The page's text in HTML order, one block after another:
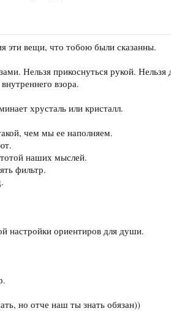
эти вещи, что тобою были сказанны.
Нельзя прикоснуться рукой.
взора.
хрусталь или кристалл.
чем мы ее наполняем.
наших мыслей.
фильтр.
настройки ориентиров для души.
но отче наш ты знать обязан))